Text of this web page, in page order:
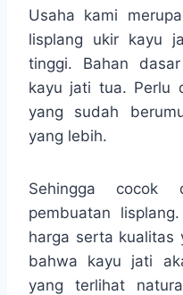
Usaha kami
lisplang ukir kayu
tinggi. Bahan
kayu jati tua. Perlu
yang sudah
yang lebih.
Sehingga cocok
pembuatan
harga serta kualitas
bahwa kayu jati
yang terlihat